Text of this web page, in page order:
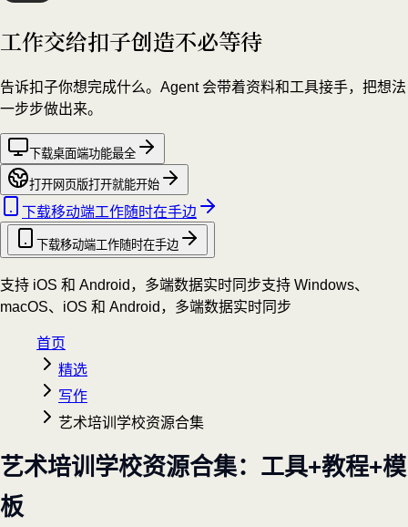
工作交给扣子创造不必等待
告诉扣子你想完成什么。Agent 会带着资料和工具接手，把想法
一步步做出来。
下载桌面端功能最全
打开网页版打开就能开始
下载移动端工作随时在手边
下载移动端工作随时在手边
支持 iOS 和 Android，多端数据实时同步支持 Windows、
macOS、iOS 和 Android，多端数据实时同步
首页
精选
写作
艺术培训学校资源合集
艺术培训学校资源合集：工具+教程+模
板